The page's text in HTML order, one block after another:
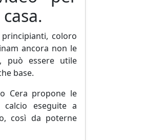
coloro
ancora non le
può essere utile
base.
Cera propone le
eseguite a
così da poterne